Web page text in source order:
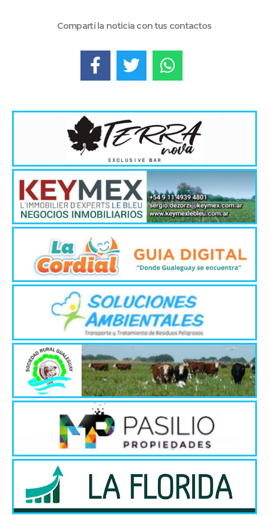
Compartí la noticia con tus contactos